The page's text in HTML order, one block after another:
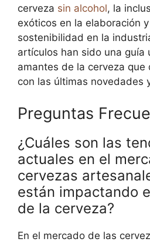
cerveza sin alcohol, la
exóticos en la elaboración
sostenibilidad en la
artículos han sido una guía
amantes de la cerveza que
con las últimas novedades
Preguntas
¿Cuáles son las
actuales en el
cervezas
están impactando
de la cerveza?
En el mercado de las